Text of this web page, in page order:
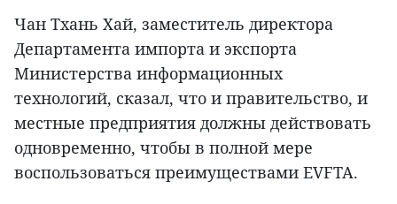
Чан Тхань Хай, заместитель директора
Департамента импорта и экспорта
Министерства информационных
технологий, сказал, что и правительство, и
местные предприятия должны действовать
одновременно, чтобы в полной мере
воспользоваться преимуществами EVFTA.